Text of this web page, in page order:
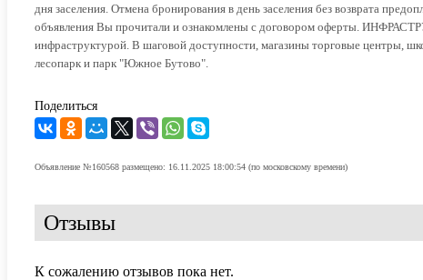
дня заселения. Отмена бронирования в день заселения без возврата
объявления Вы прочитали и ознакомлены с договором оферты.
инфраструктурой. В шаговой доступности, магазины торговые центры,
лесопарк и парк "Южное Бутово".
Поделиться
Объявление №160568 размещено: 16.11.2025 18:00:54 (по московскому времени)
Отзывы
К сожалению отзывов пока нет.